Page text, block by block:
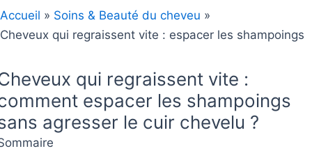
Accueil
Soins & Beauté du cheveu
Cheveux qui regraissent vite : espacer les shampoings
qui regraissent vite :
espacer les shampoings
agresser le cuir chevelu ?